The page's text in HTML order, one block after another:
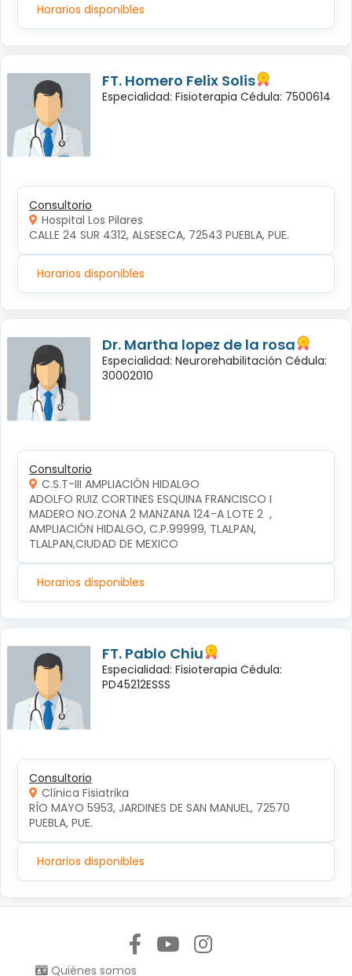
Horarios disponibles
FT. Homero Felix Solis
Especialidad: Fisioterapia Cédula: 7500614
Consultorio
Hospital Los Pilares
CALLE 24 SUR 4312, ALSESECA, 72543 PUEBLA, PUE.
Horarios disponibles
Dr. Martha lopez de la rosa
Especialidad: Neurorehabilitación Cédula:
30002010
Consultorio
C.S.T-III AMPLIACIÓN HIDALGO
ADOLFO RUIZ CORTINES ESQUINA FRANCISCO I
MADERO NO.ZONA 2 MANZANA 124-A LOTE 2  ,
AMPLIACIÓN HIDALGO, C.P.99999, TLALPAN,
TLALPAN,CIUDAD DE MEXICO
Horarios disponibles
FT. Pablo Chiu
Especialidad: Fisioterapia Cédula:
PD45212ESSS
Consultorio
Clínica Fisiatrika
RÍO MAYO 5953, JARDINES DE SAN MANUEL, 72570
PUEBLA, PUE.
Horarios disponibles
Quiénes somos